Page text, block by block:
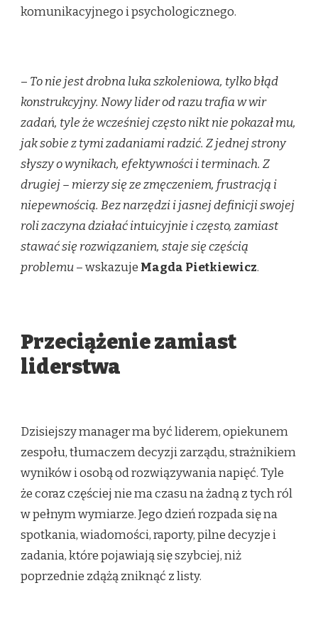
komunikacyjnego i psychologicznego.
– To nie jest drobna luka szkoleniowa, tylko błąd
konstrukcyjny. Nowy lider od razu trafia w wir
zadań, tyle że wcześniej często nikt nie pokazał mu,
jak sobie z tymi zadaniami radzić. Z jednej strony
słyszy o wynikach, efektywności i terminach. Z
drugiej – mierzy się ze zmęczeniem, frustracją i
niepewnością. Bez narzędzi i jasnej definicji swojej
roli zaczyna działać intuicyjnie i często, zamiast
stawać się rozwiązaniem, staje się częścią
problemu– wskazuje Magda Pietkiewicz.
Przeciążenie zamiast
liderstwa
Dzisiejszy manager ma być liderem, opiekunem
zespołu, tłumaczem decyzji zarządu, strażnikiem
wyników i osobą od rozwiązywania napięć. Tyle
że coraz częściej nie ma czasu na żadną z tych ról
w pełnym wymiarze. Jego dzień rozpada się na
spotkania, wiadomości, raporty, pilne decyzje i
zadania, które pojawiają się szybciej, niż
poprzednie zdążą zniknąć z listy.